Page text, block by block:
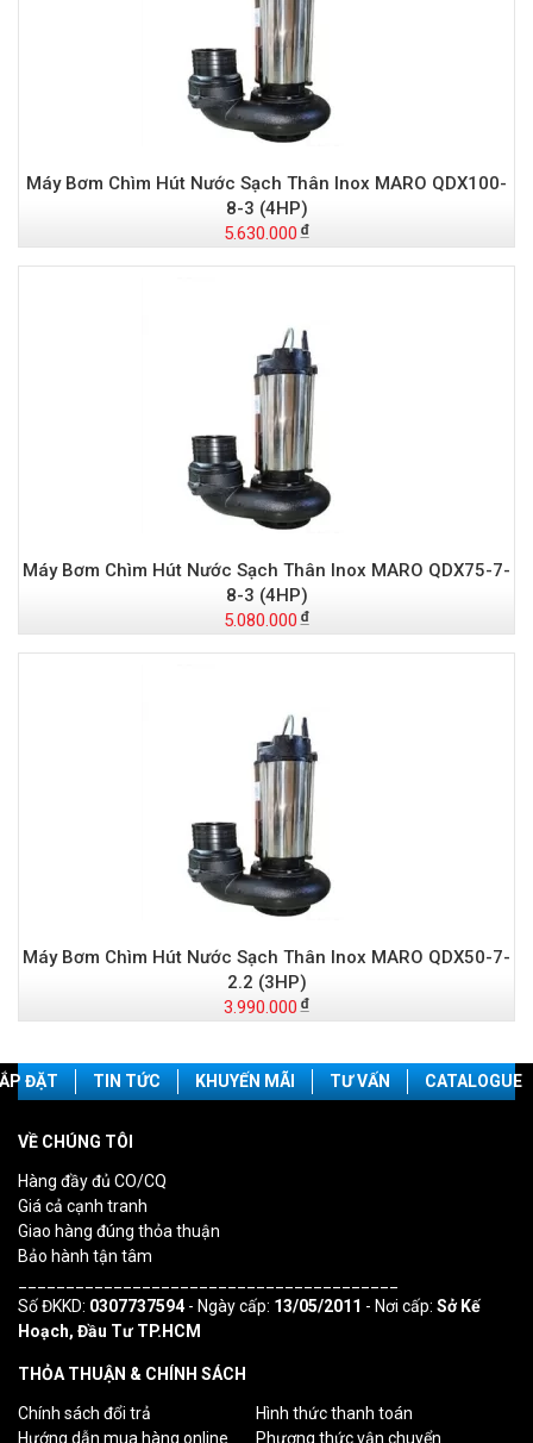
Máy Bơm Chìm Hút Nước Sạch Thân Inox MARO QDX100-
8-3 (4HP)
5.630.000
Máy Bơm Chìm Hút Nước Sạch Thân Inox MARO QDX75-7-
8-3 (4HP)
5.080.000
Máy Bơm Chìm Hút Nước Sạch Thân Inox MARO QDX50-7-
2.2 (3HP)
3.990.000
ĐẶT TIN TỨC KHUYẾN MÃI TƯ VẤN CATALOGUE
VỀ CHÚNG TÔI
Hàng đầy đủ CO/CQ
Giá cả cạnh tranh
Giao hàng đúng thỏa thuận
Bảo hành tận tâm
Số ĐKKD: 0307737594- Ngày cấp: 13/05/2011 - Nơi cấp: Sở Kế
Hoạch, Đầu Tư TP.HCM
THỎA THUẬN & CHÍNH SÁCH
Chính sách đổi trả
Hình thức thanh toán
Hướng dẫn mua hàng online
Phương thức vận chuyển